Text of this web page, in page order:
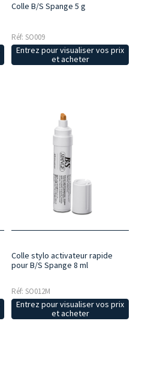
Colle B/S Spange 5 g
Réf: SO009
Entrez pour visualiser vos prix
et acheter
Colle stylo activateur rapide
pour B/S Spange 8 ml
Réf: SO012M
Entrez pour visualiser vos prix
et acheter